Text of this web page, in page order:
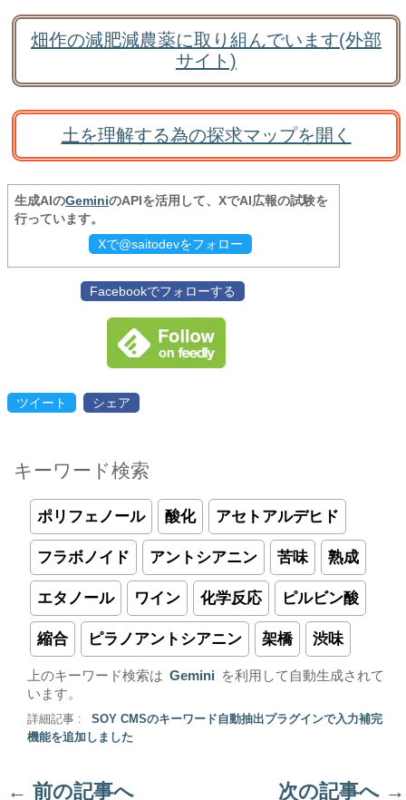
畑作の減肥減農薬に取り組んでいます(外部
サイト)
土を理解する為の探求マップを開く
生成AIのGeminiのAPIを活用して、XでAI広報の試験を
行っています。
Xで@saitodevをフォロー
Facebookでフォローする
ツイート シェア
キーワード検索
ポリフェノール 酸化 アセトアルデヒド
フラボノイド アントシアニン 苦味 熟成
エタノール ワイン 化学反応 ピルビン酸
縮合 ピラノアントシアニン 架橋 渋味
上のキーワード検索は Gemini
を利用して自動生成されて
います。
詳細記事 :
SOY CMSのキーワード自動抽出プラグインで入力補完
機能を追加しました
← 前の記事へ 次の記事へ →